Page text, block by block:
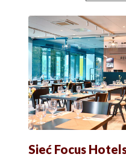
Sieć Focus